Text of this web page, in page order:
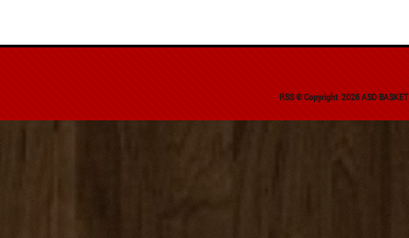
RSS© Copyright 2026 ASD